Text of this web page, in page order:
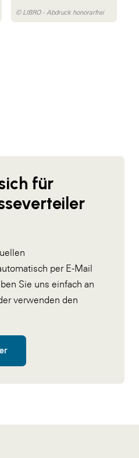
© LIBRO - Abdruck honorarfrei
für
per E-Mail
Sie uns einfach an
verwenden den